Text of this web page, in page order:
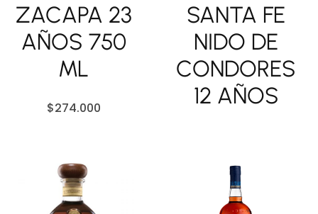
ZACAPA 23
AÑOS 750
ML
$274.000
SANTA FE
NIDO DE
CONDORES
12 AÑOS